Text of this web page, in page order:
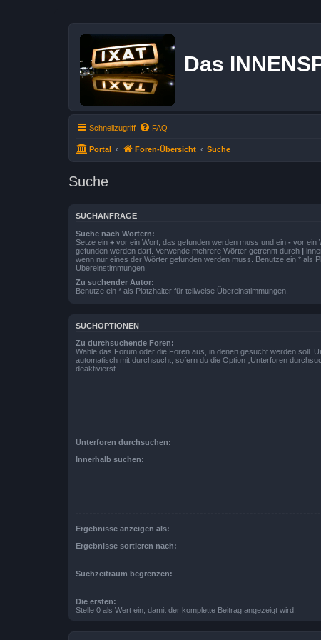
Das
Schnellzugriff FAQ
Portal Foren-Übersicht Suche
Suche
SUCHANFRAGE
Suche nach Wörtern:
Setze ein + vor ein Wort, das gefunden werden muss und ein - vor ein
gefunden werden darf. Verwende mehrere Wörter getrennt durch |
wenn nur eines der Wörter gefunden werden muss. Benutze ein * als
Übereinstimmungen.
Zu suchender Autor:
Benutze ein * als Platzhalter für teilweise Übereinstimmungen.
SUCHOPTIONEN
Zu durchsuchende Foren:
Wähle das Forum oder die Foren aus, in denen gesucht werden soll.
automatisch mit durchsucht, sofern du die Option „Unterforen
deaktivierst.
Unterforen durchsuchen:
Innerhalb suchen:
Ergebnisse anzeigen als:
Ergebnisse sortieren nach:
Suchzeitraum begrenzen:
Die ersten:
Stelle 0 als Wert ein, damit der komplette Beitrag angezeigt wird.